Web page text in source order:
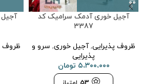
آجیل خوری آدمک سرامیک کد
3387
ظروف پذیرایی,آجیل خوری, سرو و
پذیرایی
۵،۳۰۰،۰۰۰ تومان
آجیل
ظروف